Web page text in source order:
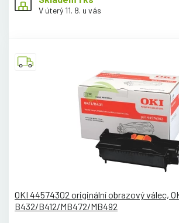
V úterý 11. 8. u vás
OKI 44574302 originální obrazový válec,
B432/B412/MB472/MB492